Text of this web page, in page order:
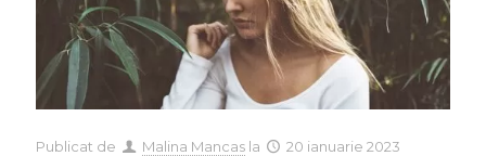
Publicat de Malina Mancas la
20 ianuarie 2023